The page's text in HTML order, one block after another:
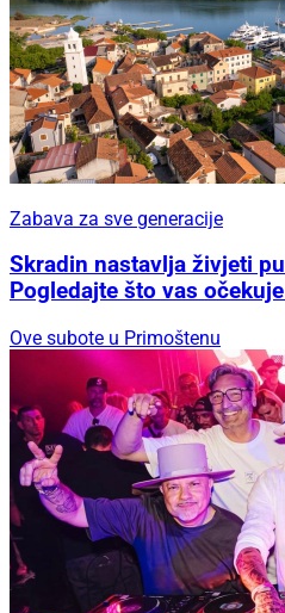
Zabava za sve generacije
Skradin nastavlja živjeti
Pogledajte što vas
Ove subote u Primoštenu